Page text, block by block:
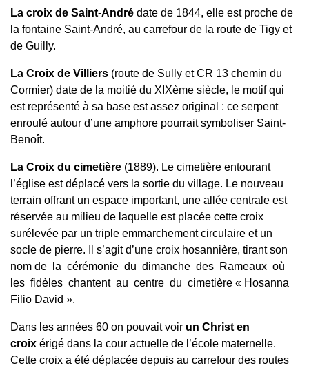
La croix de Saint-André date de 1844, elle est proche de
la fontaine Saint-André, au carrefour de la route de Tigy et
de Guilly.
La Croix de Villiers (route de Sully et CR 13 chemin du
Cormier) date de la moitié du XIXème siècle, le motif qui
est représenté à sa base est assez original : ce serpent
enroulé autour d’une amphore pourrait symboliser Saint-
Benoît.
La Croix du cimetière (1889). Le cimetière entourant
l’église est déplacé vers la sortie du village. Le nouveau
terrain offrant un espace important, une allée centrale est
réservée au milieu de laquelle est placée cette croix
surélevée par un triple emmarchement circulaire et un
socle de pierre. Il s’agit d’une croix hosannière, tirant son
nom de la cérémonie du dimanche des Rameaux où
les fidèles chantent au centre du cimetière « Hosanna
Filio David ».
Dans les années 60 on pouvait voir un Christ en
croix érigé dans la cour actuelle de l’école maternelle.
Cette croix a été déplacée depuis au carrefour des routes